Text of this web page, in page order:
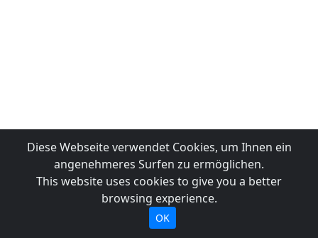
Diese Webseite verwendet Cookies, um Ihnen ein
angenehmeres Surfen zu ermöglichen.
This website uses cookies to give you a better
browsing experience.
OK